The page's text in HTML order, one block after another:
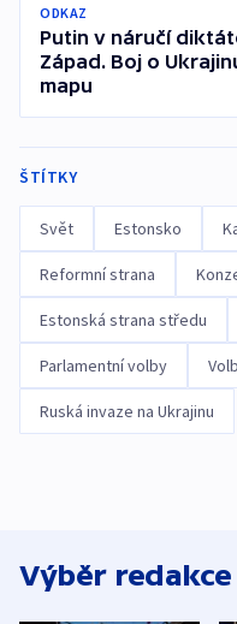
ODKAZ
Putin v náručí
Západ. Boj o
mapu
ŠTÍTKY
Svět Estonsko
Reformní strana
Estonská strana středu
Parlamentní volby
Ruská invaze na Ukrajinu
Výběr redakce